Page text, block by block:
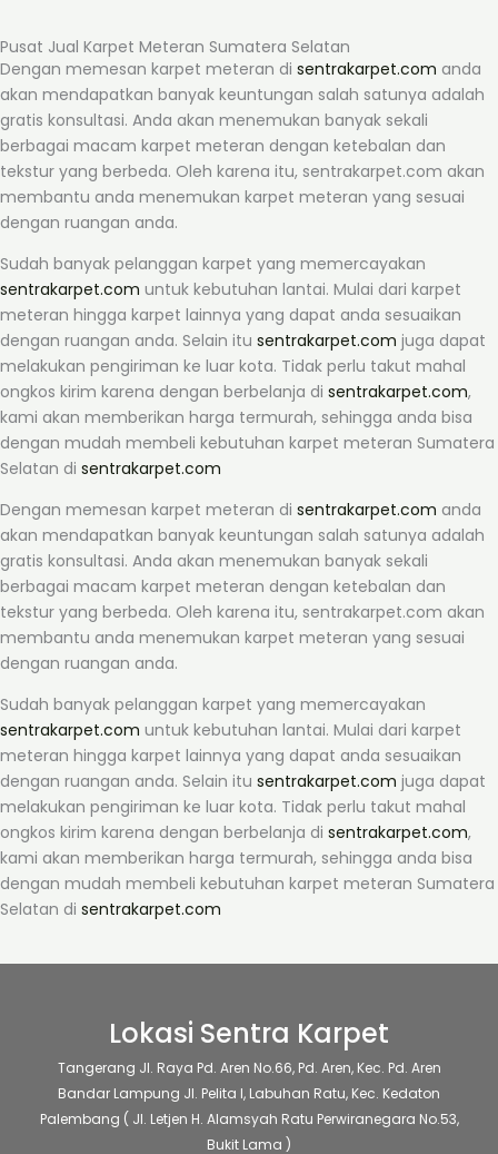
Pusat Jual Karpet Meteran Sumatera Selatan
Dengan memesan karpet meteran di sentrakarpet.com anda
akan mendapatkan banyak keuntungan salah satunya adalah
gratis konsultasi. Anda akan menemukan banyak sekali
berbagai macam karpet meteran dengan ketebalan dan
tekstur yang berbeda. Oleh karena itu, sentrakarpet.com akan
membantu anda menemukan karpet meteran yang sesuai
dengan ruangan anda.
Sudah banyak pelanggan karpet yang memercayakan
sentrakarpet.com untuk kebutuhan lantai. Mulai dari karpet
meteran hingga karpet lainnya yang dapat anda sesuaikan
dengan ruangan anda. Selain itu sentrakarpet.com juga dapat
melakukan pengiriman ke luar kota. Tidak perlu takut mahal
ongkos kirim karena dengan berbelanja di sentrakarpet.com,
kami akan memberikan harga termurah, sehingga anda bisa
dengan mudah membeli kebutuhan karpet meteran Sumatera
Selatan di sentrakarpet.com
Dengan memesan karpet meteran di sentrakarpet.com anda
akan mendapatkan banyak keuntungan salah satunya adalah
gratis konsultasi. Anda akan menemukan banyak sekali
berbagai macam karpet meteran dengan ketebalan dan
tekstur yang berbeda. Oleh karena itu, sentrakarpet.com akan
membantu anda menemukan karpet meteran yang sesuai
dengan ruangan anda.
Sudah banyak pelanggan karpet yang memercayakan
sentrakarpet.com untuk kebutuhan lantai. Mulai dari karpet
meteran hingga karpet lainnya yang dapat anda sesuaikan
dengan ruangan anda. Selain itu sentrakarpet.com juga dapat
melakukan pengiriman ke luar kota. Tidak perlu takut mahal
ongkos kirim karena dengan berbelanja di sentrakarpet.com,
kami akan memberikan harga termurah, sehingga anda bisa
dengan mudah membeli kebutuhan karpet meteran Sumatera
Selatan di sentrakarpet.com
Lokasi Sentra Karpet
Tangerang Jl. Raya Pd. Aren No.66, Pd. Aren, Kec. Pd. Aren
Bandar Lampung Jl. Pelita I, Labuhan Ratu, Kec. Kedaton
Palembang ( Jl. Letjen H. Alamsyah Ratu Perwiranegara No.53,
Bukit Lama )